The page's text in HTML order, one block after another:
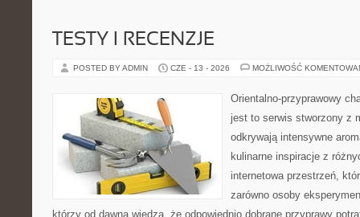
TESTY I RECENZJE
POSTED BY ADMIN CZE - 13 - 2026 MOŻLIWOŚĆ
Orientalno-przyprawowy
jest to serwis stworzony z
odkrywają intensywne
kulinarne inspiracje z
internetowa przestrzeń,
zarówno osoby
którzy od dawna wiedzą, że odpowiednio dobrane przyprawy